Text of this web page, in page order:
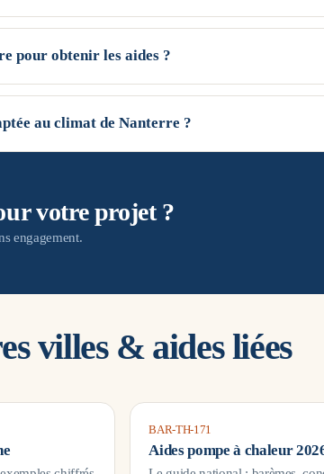
(arrêté du 22 décembre 2014). C'est une zone
de la fiche CEE majorés — la prime CEE pour une PAC y
pour obtenir les aides ?
professionnel certifié RGE QualiPAC pour ouvrir droit à
si vous le demandez, avec un artisan RGE intervenant à
au climat de Nanterre ?
durée.votre projet ?
engagement.
villes & aides liées
BAR-TH-171
Aides pompe à chaleur